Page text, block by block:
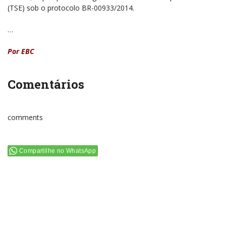
(TSE) sob o protocolo BR-00933/2014.
…
Por EBC
Comentários
comments
Compartilhe no WhatsApp